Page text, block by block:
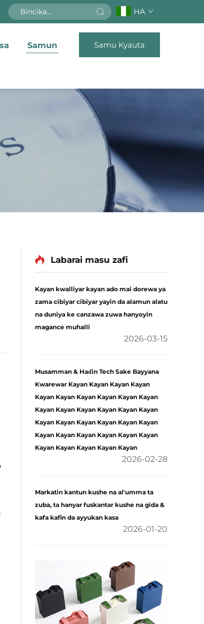
HA
Samun Samu Kyauta
Labarai masu zafi
Kayan kwalliyar kayan ado mai dorewa ya
zama cibiyar cibiyar yayin da alamun alatu
na duniya ke canzawa zuwa hanyoyin
magance muhalli
2026-03-15
Musamman & Haɗin Tech Sake Bayyana
Kwarewar Kayan Kayan Kayan Kayan
Kayan Kayan Kayan Kayan Kayan Kayan
Kayan Kayan Kayan Kayan Kayan Kayan
Kayan Kayan Kayan Kayan Kayan Kayan
Kayan Kayan Kayan Kayan Kayan Kayan
Kayan Kayan Kayan Kayan Kayan
2026-02-28
Markatin kantun kushe na al'umma ta
zuba, ta hanyar fuskantar kushe na gida &
kafa kafin da ayyukan kasa
2026-01-20